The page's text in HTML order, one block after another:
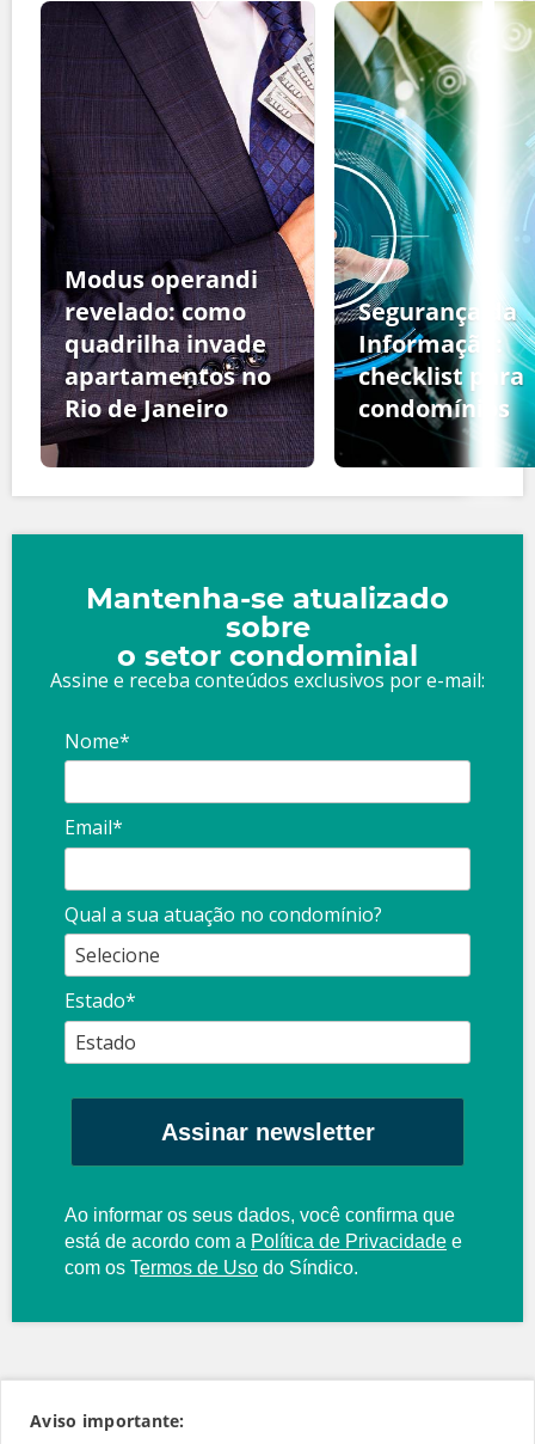
Modus operandi
revelado: como
quadrilha invade
apartamentos no
Rio de Janeiro
Segurança da
Informação:
checklist para
condomínios
Mantenha-se atualizado
sobre
o setor condominial
Assine e receba conteúdos exclusivos por e-mail:
Nome*
Email*
Qual a sua atuação no condomínio?
Estado*
Assinar newsletter
Ao informar os seus dados, você confirma que
está de acordo com a Política de Privacidade e
com os Termos de Uso do Síndico.
Aviso importante: